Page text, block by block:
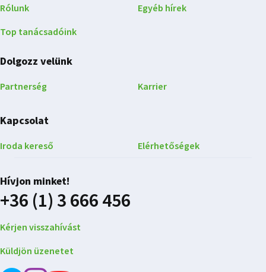
Rólunk
Top tanácsadóink
Egyéb hírek
Dolgozz velünk
Partnerség Karrier
Kapcsolat
Iroda kereső Elérhetőségek
Hívjon minket!
+36 (1) 3 666 456
Kérjen visszahívást
Küldjön üzenetet